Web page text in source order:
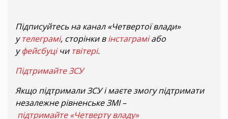
Підписуйтесь на канал «Четвертої влади»
утелеграмі, сторінки вінстаграміабо
уфейсбуцічи твітері.
Підтримайте ЗСУ
Якщо підтримали ЗСУ і маєте змогу підтримати
незалежне рівненське ЗМІ –
підтримайте «Четверту владу»